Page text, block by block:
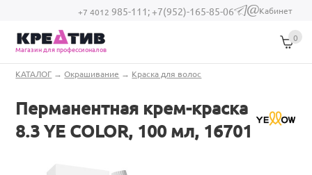
Перейти к основному содержанию
+7 4012 985-111;+7(952)-165-85-06
(link sends e-
Кабинет
Магазин для профессионалов
0
Вы здесь
КАТАЛОГ →Окрашивание → Краска для волос
Перманентная крем-краска
8.3 YE COLOR, 100 мл, 16701